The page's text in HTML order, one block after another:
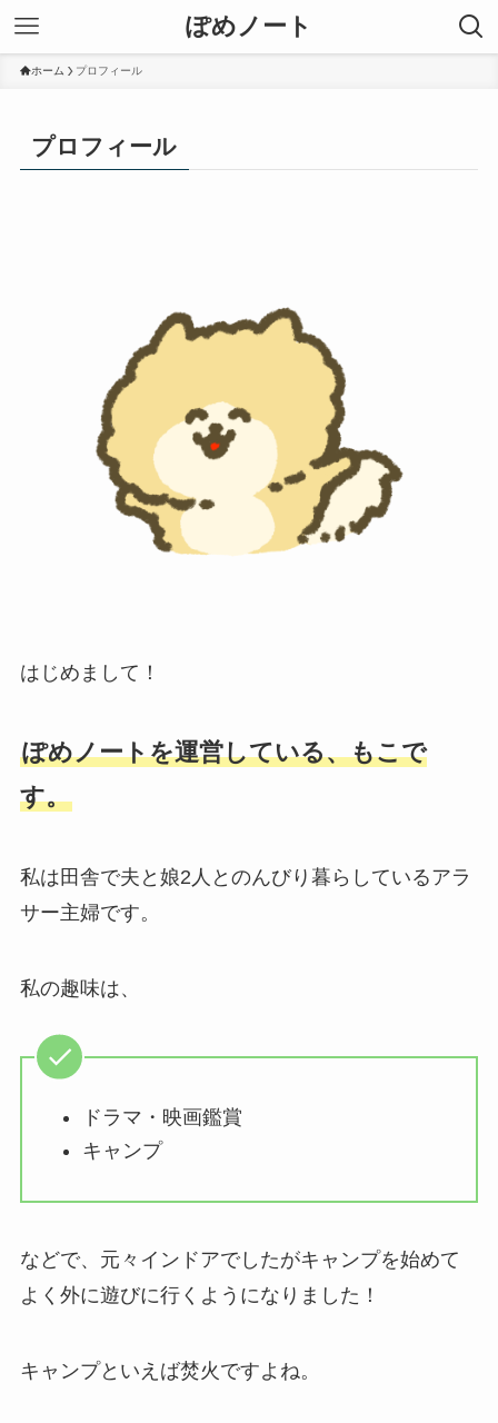
ぽめノート
ホーム プロフィール
プロフィール
はじめまして！
ぽめノートを運営している、もこで
す。
私は田舎で夫と娘2人とのんびり暮らしているアラ
サー主婦です。
私の趣味は、
ドラマ・映画鑑賞
キャンプ
などで、元々インドアでしたがキャンプを始めて
よく外に遊びに行くようになりました！
キャンプといえば焚火ですよね。